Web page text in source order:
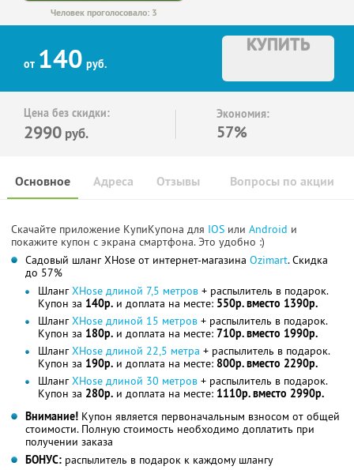
Человек проголосовало: 3
от 140 руб.
КУПИТЬ
Цена без скидки:
2990 руб.
Экономия:
57%
Основное Отзывы Вопросы по акции
Адреса
Скачайте приложение КупиКупона для IOS или Android и
покажите купон с экрана смартфона. Это удобно :)
Садовый шланг XHose от интернет-магазина Ozimart. Скидка
до 57%
ШлангXHose длиной 7,5 метров + распылитель в подарок.
Купон за 140р. и доплата на месте: 550р. вместо 1390р.
ШлангXHose длиной 15 метров + распылитель в подарок.
Купон за 180р. и доплата на месте: 710р. вместо 1990р.
ШлангXHose длиной 22,5 метра + распылитель в подарок.
Купон за 190р. и доплата на месте: 800р. вместо 2290р.
ШлангXHose длиной 30 метров + распылитель в подарок.
Купон за 280р. и доплата на месте: 1110р. вместо 2990р.
Внимание! Купон является первоначальным взносом от общей
стоимости. Полную стоимость необходимо доплатить при
получении заказа
БОНУС: распылитель в подарок к каждому шлангу